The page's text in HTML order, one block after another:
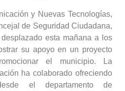
y Nuevas Tecnologías,
de Seguridad Ciudadana,
esta mañana a los
su apoyo en un proyecto
el municipio. La
ha colaborado ofreciendo
el departamento de